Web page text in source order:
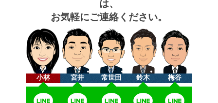
は、
お気軽にご連絡ください。
小林 宮井 常世田 鈴木 梅谷